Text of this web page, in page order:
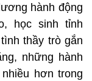
hành động
học sinh tỉnh
thầy trò gắn
những hành
hơn trong